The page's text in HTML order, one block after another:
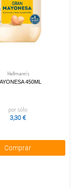
Hellmann's
450ML
por sólo
3,30 €
Comprar